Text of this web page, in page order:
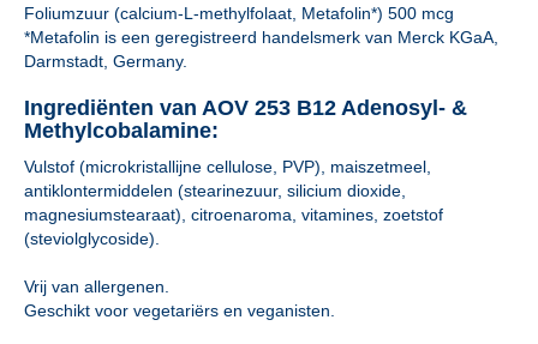
Foliumzuur (calcium-L-methylfolaat, Metafolin*) 500 mcg
*Metafolin is een geregistreerd handelsmerk van Merck KGaA,
Darmstadt, Germany.
Ingrediënten van AOV 253 B12 Adenosyl- &
Methylcobalamine:
Vulstof (microkristallijne cellulose, PVP), maiszetmeel,
antiklontermiddelen (stearinezuur, silicium dioxide,
magnesiumstearaat), citroenaroma, vitamines, zoetstof
(steviolglycoside).
Vrij van allergenen.
Geschikt voor vegetariërs en veganisten.